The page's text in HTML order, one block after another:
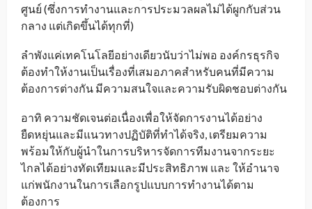
ศูนย์ (ซึ่งการทำงานและการประมวลผลไม่ได้ผูกกับส่วน
กลาง แต่เกิดขึ้นได้ทุกที่)
ลำพังแค่เทคโนโลยีอย่างเดียวนับว่าไม่พอ องค์กรธุรกิจ
ต้องทำให้งานเป็นเรื่องที่เสมอภาคสำหรับคนที่มีความ
ต้องการต่างกัน มีความสนใจและความรับผิดชอบต่างกัน
อาทิ ความชัดเจนต่อเนื่องเพื่อให้จัดการงานได้อย่าง
ยืดหยุ่นและมีแนวทางปฏิบัติที่ทำได้จริง, เตรียมความ
พร้อมให้กับผู้นำในการบริหารจัดการทีมงานจากระยะ
ไกลได้อย่างทัดเทียมและมีประสิทธิภาพ และ ให้อำนาจ
แก่พนักงานในการเลือกรูปแบบการทำงานได้ตาม
ต้องการ